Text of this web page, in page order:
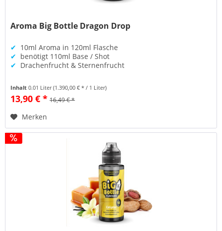
Aroma Big Bottle Dragon Drop
✔ 10ml Aroma in 120ml Flasche
✔ benötigt 110ml Base / Shot
✔ Drachenfrucht & Sternenfrucht
Inhalt0.01 Liter(1.390,00 € * / 1 Liter)
13,90 € * 16,49 € *
Merken